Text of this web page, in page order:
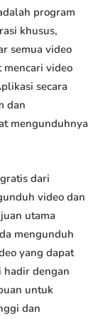
program
khusus,
semua video
video
secara
dan
mengunduhnya
dari
video dan
utama
mengunduh
yang dapat
hadir dengan
untuk
dan